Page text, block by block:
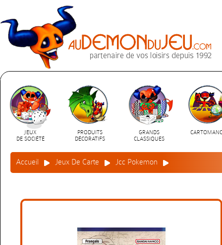
JEUX
DE SOCIÉTÉ
PRODUITS
DÉCORATIFS
GRANDS
CLASSIQUES
Accueil Jeux De Carte Jcc Pokemon